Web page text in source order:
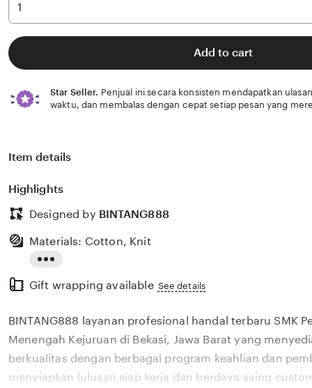
Add to cart
Star Seller. Penjual ini secara konsisten mendapatkan
waktu, dan membalas dengan cepat setiap pesan yang
Item details
Highlights
Designed by BINTANG888
the
description
Materials: Cotton, Knit
Gift wrapping available See details
BINTANG888 layanan profesional handal terbaru SMK
Menengah Kejuruan di Bekasi, Jawa Barat yang
berkualitas dengan berbagai program keahlian dan
menyiapkan lulusan siap kerja dan berdaya saing